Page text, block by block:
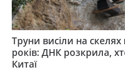
Труни висіли на скелях
років: ДНК розкрила,
Китаї